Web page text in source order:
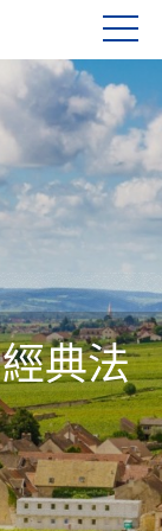
典法